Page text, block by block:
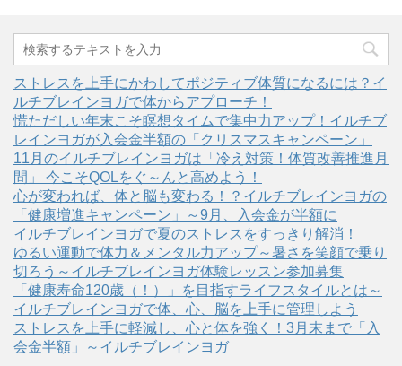
ストレスを上手にかわしてポジティブ体質になるには？イ
ルチブレインヨガで体からアプローチ！
慌ただしい年末こそ瞑想タイムで集中力アップ！イルチブ
レインヨガが入会金半額の「クリスマスキャンペーン」
11月のイルチブレインヨガは「冷え対策！体質改善推進月
間」 今こそQOLをぐ～んと高めよう！
心が変われば、体と脳も変わる！？イルチブレインヨガの
「健康増進キャンペーン」～9月、入会金が半額に
イルチブレインヨガで夏のストレスをすっきり解消！
ゆるい運動で体力＆メンタル力アップ～暑さを笑顔で乗り
切ろう～イルチブレインヨガ体験レッスン参加募集
「健康寿命120歳（！）」を目指すライフスタイルとは～
イルチブレインヨガで体、心、脳を上手に管理しよう
ストレスを上手に軽減し、心と体を強く！3月末まで「入
会金半額」～イルチブレインヨガ